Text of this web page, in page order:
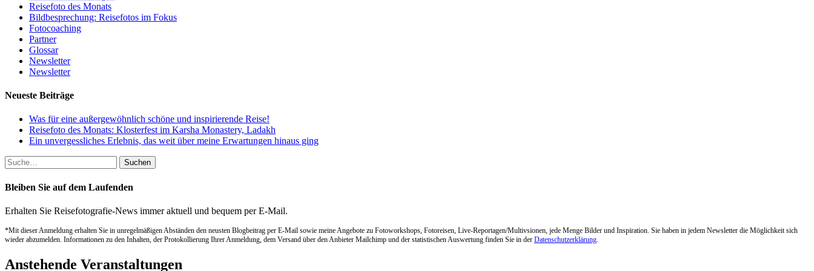
Reisefoto des Monats
Bildbesprechung: Reisefotos im Fokus
Fotocoaching
Partner
Glossar
Newsletter
Newsletter
Neueste Beiträge
Was für eine außergewöhnlich schöne und inspirierende Reise!
Reisefoto des Monats: Klosterfest im Karsha Monastery, Ladakh
Ein unvergessliches Erlebnis, das weit über meine Erwartungen hinaus ging
Suche
nach:
Bleiben Sie auf dem Laufenden
Erhalten Sie Reisefotografie-News immer aktuell und bequem per E-Mail.
*Mit dieser Anmeldung erhalten Sie in unregelmäßigen Abständen den neusten Blogbeitrag per E-Mail sowie meine Angebote zu Fotoworkshops, Fotoreisen, Live-Reportagen/Multivsionen, jede Menge Bilder und Inspiration. Sie haben in jedem Newsletter die Möglichkeit sich
wieder abzumelden. Informationen zu den Inhalten, der Protokollierung Ihrer Anmeldung, dem Versand über den Anbieter Mailchimp und der statistischen Auswertung finden Sie in der Datenschutzerklärung.
Anstehende Veranstaltungen